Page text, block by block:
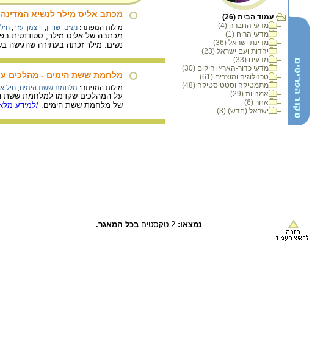
עמוד הבית (26)
מדעי החברה (4)
מדעי הרוח (1)
מדינת ישראל (36)
יהדות ועם ישראל (23)
מדעים (33)
מדעי כדור-הארץ והיקום (30)
טכנולוגיה ומוצרים (61)
מתמטיקה וסטטיסטיקה (48)
אמנויות (29)
אחר (6)
ישראל (חדש) (3)
מכתב אליס מילר לנשיא המדינה
מילות המפתח: נשים שוויון וייצמן, עזר
מכתבה של אליס מילר, סטודנטית
נשים. מילר זכתה בעתירה שהגישה בשנת 1995 נגד משרד הביטחון ונגד צה"ל בעניין אי קבלתה למיונים לקורס טיס אולם היא לא עברה
מלחמת ששת הימים - מהלכים עיקריים :
מילות המפתח: מלחמת ששת הימים חיל
על המהלכים שקדמו למלחמת ששת
של מלחמת ששת הימים. /למידע
נמצאו: בכל המאגר.